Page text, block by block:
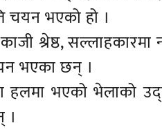
चयन भएको हो ।
श्रेष्ठ, सल्लाहकारमा
भएका छन् ।
हलमा भएको भेलाको
।